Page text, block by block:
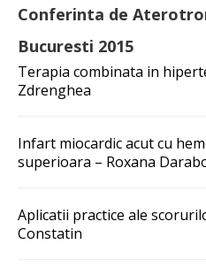
Conferinta de
Bucuresti 2015
Terapia combinata in
Zdrenghea
Infart miocardic acut cu
superioara – Roxana
Aplicatii practice ale
Constatin